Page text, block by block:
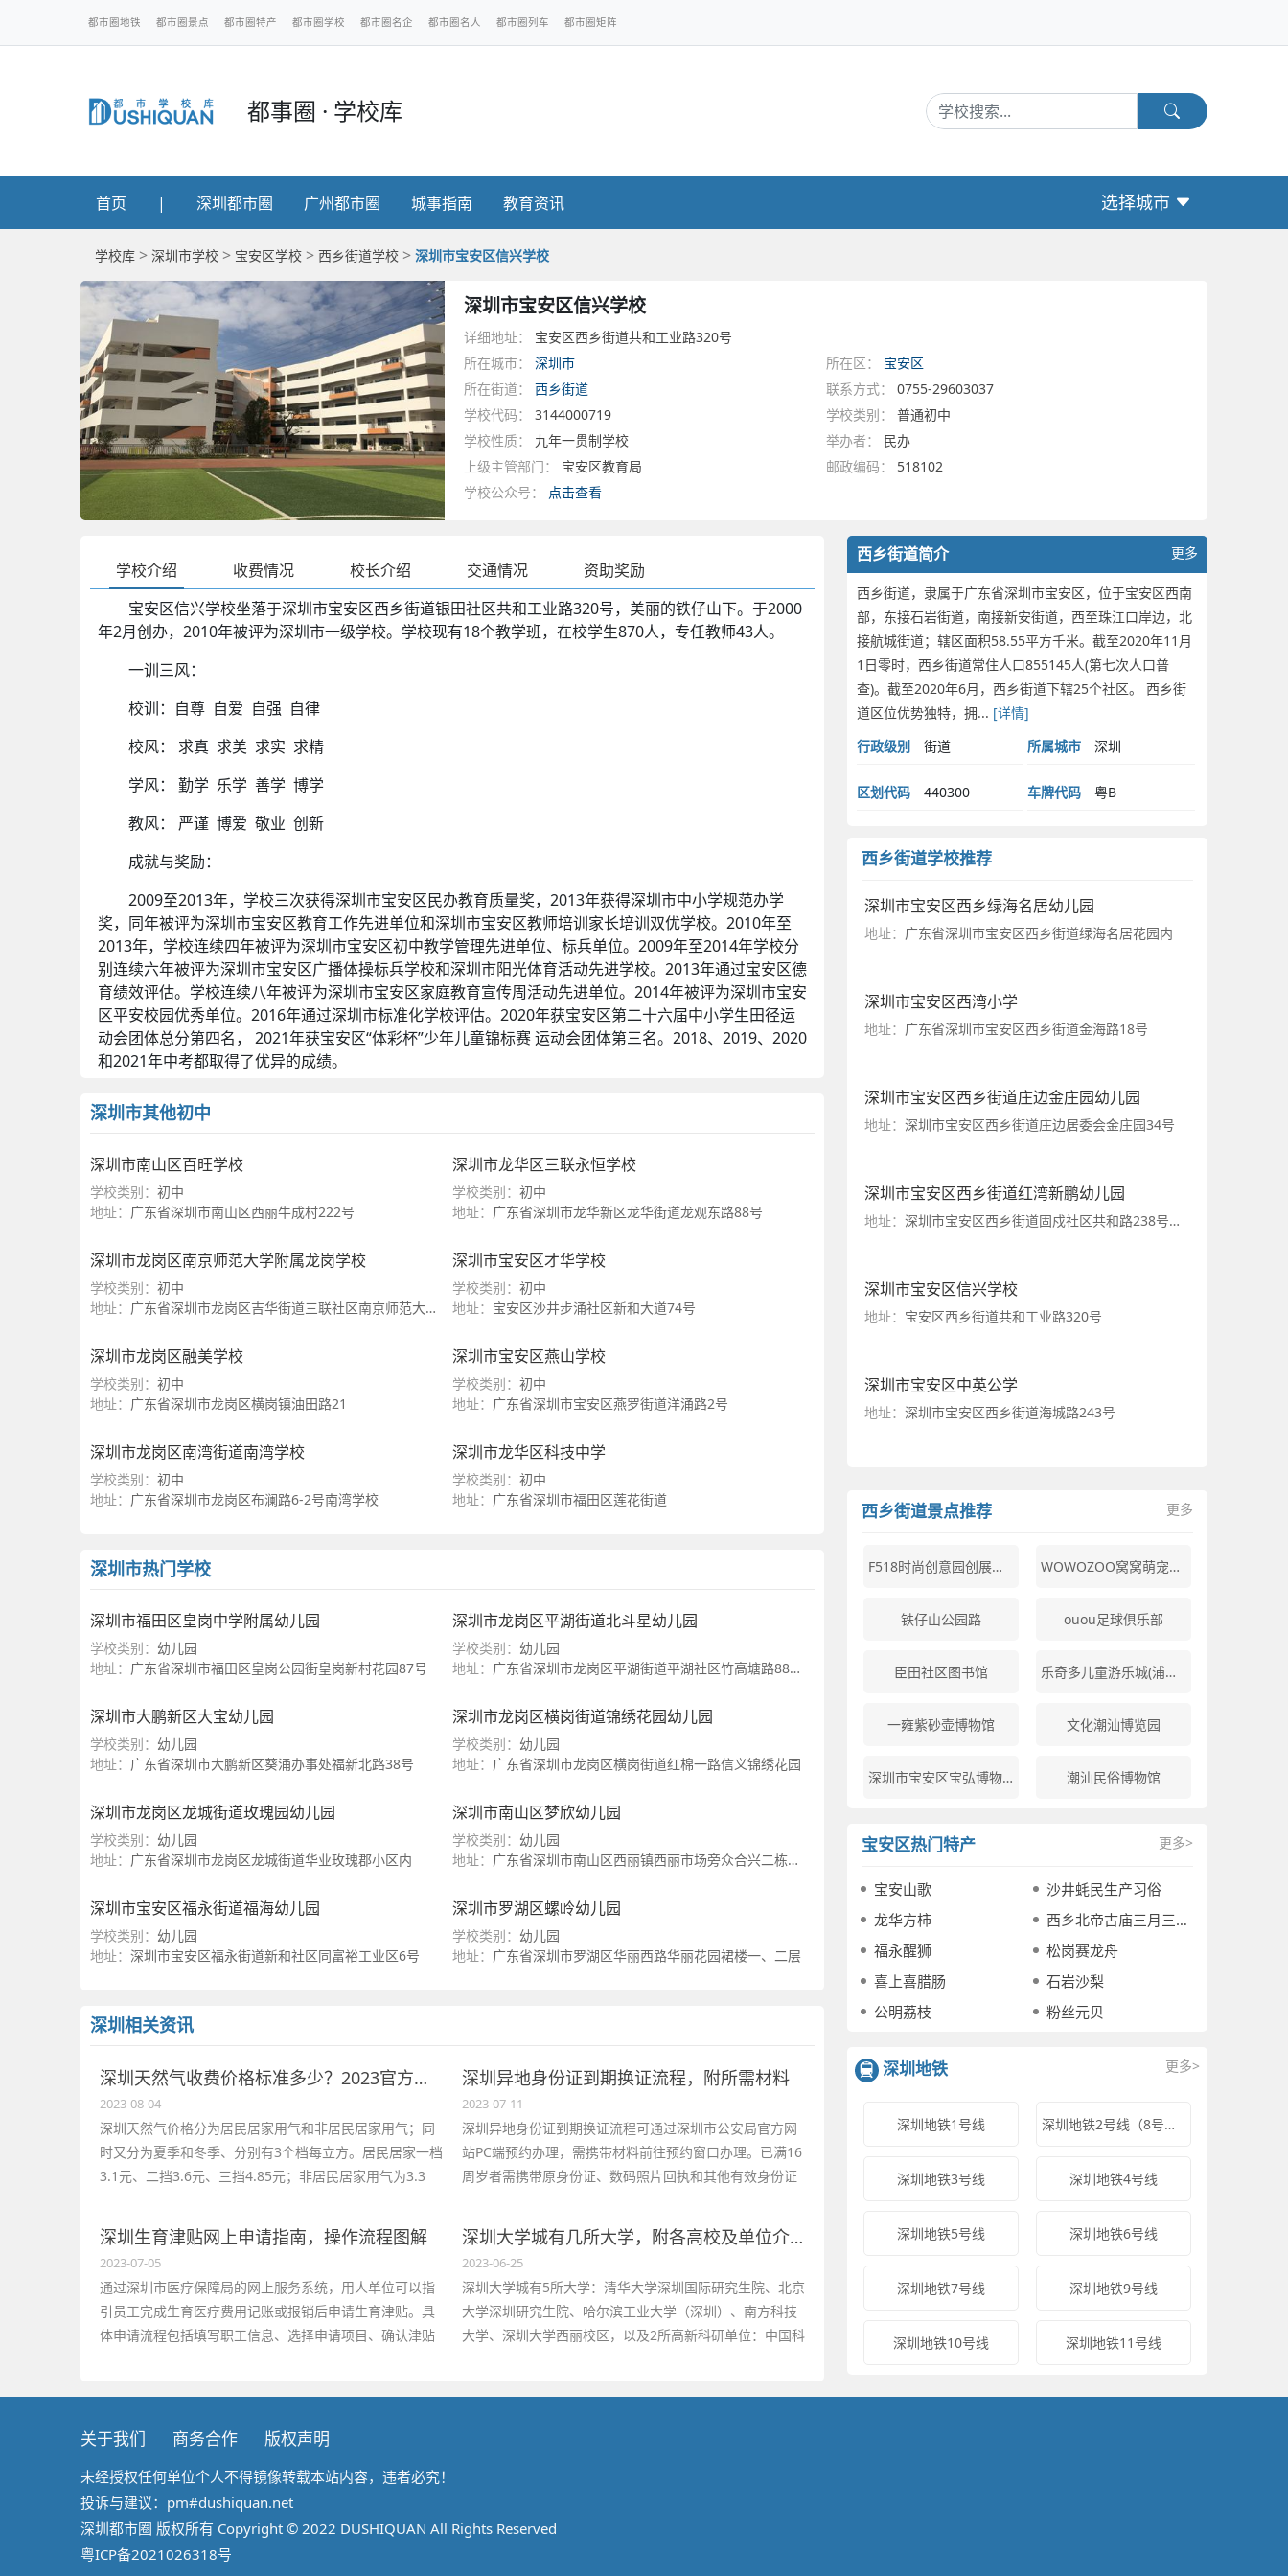
都市圈地铁 都市圈景点 都市圈特产 都市圈学校 都市圈名企 都市圈名人 都市圈列车 都市圈矩阵
都事圈 · 学校库
首页 | 深圳都市圈 广州都市圈 城事指南 教育资讯 选择城市
学校库 > 深圳市学校 > 宝安区学校 > 西乡街道学校 > 深圳市宝安区信兴学校
深圳市宝安区信兴学校
详细地址：
宝安区西乡街道共和工业路320号
所在城市：
深圳市 所在区：
宝安区
所在街道：
西乡街道 联系方式：
0755-29603037
学校代码：
3144000719 学校类别：
普通初中
学校性质：
九年一贯制学校 举办者：
民办
上级主管部门：
宝安区教育局 邮政编码：
518102
学校公众号：
点击查看
学校介绍 收费情况 校长介绍 交通情况
资助奖励
宝安区信兴学校坐落于深圳市宝安区西乡街道银田社区共和工业路320号，美丽的铁仔山下。于2000
年2月创办，2010年被评为深圳市一级学校。学校现有18个教学班，在校学生870人，专任教师43人。
一训三风：
校训：自尊 自爱 自强 自律
校风： 求真 求美 求实 求精
学风： 勤学 乐学 善学 博学
教风： 严谨 博爱 敬业 创新
成就与奖励：
2009至2013年，学校三次获得深圳市宝安区民办教育质量奖，2013年获得深圳市中小学规范办学
奖，同年被评为深圳市宝安区教育工作先进单位和深圳市宝安区教师培训家长培训双优学校。2010年至
2013年，学校连续四年被评为深圳市宝安区初中教学管理先进单位、标兵单位。2009年至2014年学校分
别连续六年被评为深圳市宝安区广播体操标兵学校和深圳市阳光体育活动先进学校。2013年通过宝安区德
育绩效评估。学校连续八年被评为深圳市宝安区家庭教育宣传周活动先进单位。2014年被评为深圳市宝安
区平安校园优秀单位。2016年通过深圳市标准化学校评估。2020年获宝安区第二十六届中小学生田径运
动会团体总分第四名， 2021年获宝安区“体彩杯”少年儿童锦标赛 运动会团体第三名。2018、2019、2020
和2021年中考都取得了优异的成绩。
一学校、深圳市宝安区龙田学校 深圳市宝安区红星实验学校、深圳市宝安区航星学校
乡实验学校、 深圳市宝安区海乐实验学校、
深圳市宝安区信兴学校附近的学校还有
深圳市宝安区西乡实验学校、华中师范大学宝安附属学校、深圳市
海湾中学、深圳市桃源居中澳实验学校、 深圳市西乡中学等等。
深圳市其他初中
深圳市南山区百旺学校
学校类别： 初中
地址： 广东省深圳市南山区西丽牛成村222号
深圳市龙华区三联永恒学校
学校类别： 初中
地址： 广东省深圳市龙华新区龙华街道龙观东路88号
深圳市龙岗区南京师范大学附属龙岗学校
学校类别： 初中
地址： 广东省深圳市龙岗区吉华街道三联社区南京师范大学附属龙岗学校
深圳市宝安区才华学校
学校类别： 初中
地址： 宝安区沙井步涌社区新和大道74号
深圳市龙岗区融美学校
学校类别： 初中
地址： 广东省深圳市龙岗区横岗镇油田路21
深圳市宝安区燕山学校
学校类别： 初中
地址： 广东省深圳市宝安区燕罗街道洋涌路2号
深圳市龙岗区南湾街道南湾学校
学校类别： 初中
地址： 广东省深圳市龙岗区布澜路6-2号南湾学校
深圳市龙华区科技中学
学校类别： 初中
地址： 广东省深圳市福田区莲花街道
深圳市热门学校
深圳市福田区皇岗中学附属幼儿园
学校类别： 幼儿园
地址： 广东省深圳市福田区皇岗公园街皇岗新村花园87号
深圳市龙岗区平湖街道北斗星幼儿园
学校类别： 幼儿园
地址： 广东省深圳市龙岗区平湖街道平湖社区竹高塘路88号大皇公商业中心第三栋
深圳市大鹏新区大宝幼儿园
学校类别： 幼儿园
地址： 广东省深圳市大鹏新区葵涌办事处福新北路38号
深圳市龙岗区横岗街道锦绣花园幼儿园
学校类别： 幼儿园
地址： 广东省深圳市龙岗区横岗街道红棉一路信义锦绣花园
深圳市龙岗区龙城街道玫瑰园幼儿园
学校类别： 幼儿园
地址： 广东省深圳市龙岗区龙城街道华业玫瑰郡小区内
深圳市南山区梦欣幼儿园
学校类别： 幼儿园
地址： 广东省深圳市南山区西丽镇西丽市场旁众合兴二栋一层至三层
深圳市宝安区福永街道福海幼儿园
学校类别： 幼儿园
地址： 深圳市宝安区福永街道新和社区同富裕工业区6号
深圳市罗湖区螺岭幼儿园
学校类别： 幼儿园
地址： 广东省深圳市罗湖区华丽西路华丽花园裙楼一、二层
深圳相关资讯
深圳天然气收费价格标准多少？2023官方煤气价格及客服电话
2023-08-04
深圳天然气价格分为居民居家用气和非居民居家用气；同
时又分为夏季和冬季、分别有3个档每立方。居民居家一档
3.1元、二挡3.6元、三挡4.85元；非居民居家用气为3.3
深圳异地身份证到期换证流程，附所需材料
2023-07-11
深圳异地身份证到期换证流程可通过深圳市公安局官方网
站PC端预约办理，需携带材料前往预约窗口办理。已满16
周岁者需携带原身份证、数码照片回执和其他有效身份证
深圳生育津贴网上申请指南，操作流程图解
2023-07-05
通过深圳市医疗保障局的网上服务系统，用人单位可以指
引员工完成生育医疗费用记账或报销后申请生育津贴。具
体申请流程包括填写职工信息、选择申请项目、确认津贴
深圳大学城有几所大学，附各高校及单位介绍
2023-06-25
深圳大学城有5所大学：清华大学深圳国际研究生院、北京
大学深圳研究生院、哈尔滨工业大学（深圳）、南方科技
大学、深圳大学西丽校区，以及2所高新科研单位：中国科
西乡街道简介 更多
西乡街道，隶属于广东省深圳市宝安区，位于宝安区西南
部，东接石岩街道，南接新安街道，西至珠江口岸边，北
接航城街道；辖区面积58.55平方千米。截至2020年11月
1日零时，西乡街道常住人口855145人(第七次人口普
查)。截至2020年6月，西乡街道下辖25个社区。 西乡街
道区位优势独特，拥... [详情]
行政级别
街道 所属城市 深圳
区划代码 440300 车牌代码 粤B
西乡街道学校推荐
深圳市宝安区西乡绿海名居幼儿园
地址： 广东省深圳市宝安区西乡街道绿海名居花园内
深圳市宝安区西湾小学
地址： 广东省深圳市宝安区西乡街道金海路18号
深圳市宝安区西乡街道庄边金庄园幼儿园
地址： 深圳市宝安区西乡街道庄边居委会金庄园34号
深圳市宝安区西乡街道红湾新鹏幼儿园
地址： 深圳市宝安区西乡街道固戍社区共和路238号（红湾二区5巷25号）
深圳市宝安区信兴学校
地址： 宝安区西乡街道共和工业路320号
深圳市宝安区中英公学
地址： 深圳市宝安区西乡街道海城路243号
西乡街道景点推荐 更多
F518时尚创意园创展中心 WOWOZOO窝窝萌宠乐园 (宝安大仟里购物中心店)
铁仔山公园路 ouou足球俱乐部
臣田社区图书馆 乐奇多儿童游乐城(浦蒲街店)
一雍紫砂壶博物馆 文化潮汕博览园
深圳市宝安区宝弘博物馆 潮汕民俗博物馆
宝安区热门特产 更多>
宝安山歌
沙井蚝民生产习俗
龙华方柿
西乡北帝古庙三月三庙会
福永醒狮
松岗赛龙舟
喜上喜腊肠
石岩沙梨
公明荔枝
粉丝元贝
深圳地铁 更多>
深圳地铁1号线 深圳地铁2号线（8号线）
深圳地铁3号线 深圳地铁4号线
深圳地铁5号线 深圳地铁6号线
深圳地铁7号线 深圳地铁9号线
深圳地铁10号线 深圳地铁11号线
关于我们 商务合作 版权声明
未经授权任何单位个人不得镜像转载本站内容，违者必究！
投诉与建议：pm#dushiquan.net
深圳都市圈 版权所有 Copyright © 2022 DUSHIQUAN All Rights Reserved
粤ICP备2021026318号